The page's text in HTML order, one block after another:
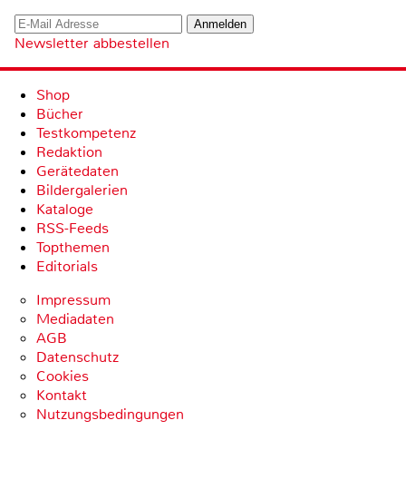
Newsletter abbestellen
Shop
Bücher
Testkompetenz
Redaktion
Gerätedaten
Bildergalerien
Kataloge
RSS-Feeds
Topthemen
Editorials
Impressum
Mediadaten
AGB
Datenschutz
Cookies
Kontakt
Nutzungsbedingungen